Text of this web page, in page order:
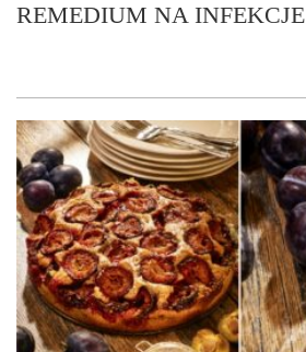
REMEDIUM NA INFEKCJE